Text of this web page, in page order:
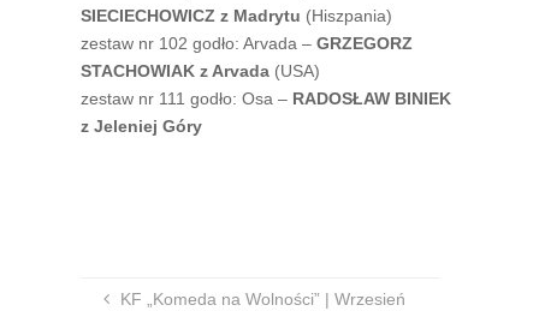
SIECIECHOWICZ z Madrytu (Hiszpania)
zestaw nr 102 godło: Arvada –GRZEGORZ
STACHOWIAK z Arvada (USA)
zestaw nr 111 godło: Osa – RADOSŁAW BINIEK
z Jeleniej Góry
KF „Komeda na Wolności” | Wrzesień